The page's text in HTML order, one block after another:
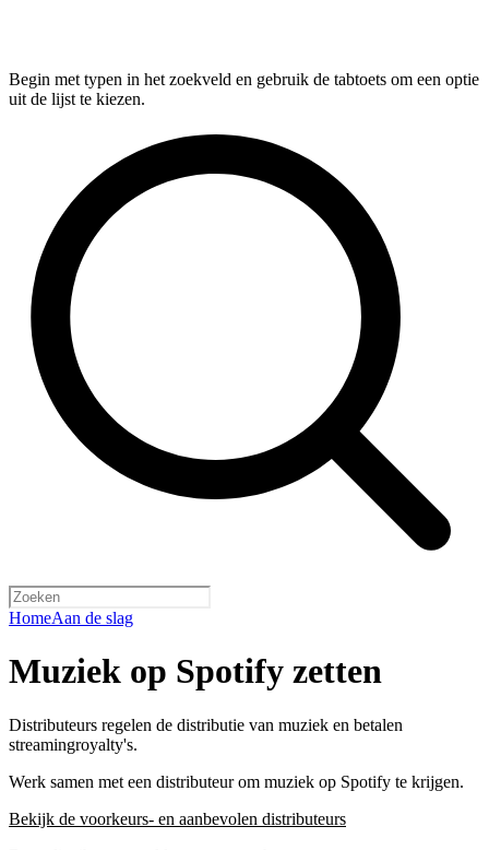
Begin met typen in het zoekveld en gebruik de tabtoets om een optie
uit de lijst te kiezen.
HomeAan de slag
Muziek op Spotify zetten
Distributeurs regelen de distributie van muziek en betalen
streamingroyalty's.
Werk samen met een distributeur om muziek op Spotify te krijgen.
Bekijk de voorkeurs- en aanbevolen distributeurs